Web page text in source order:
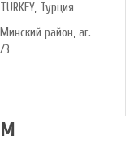
Турция
район, аг.
3